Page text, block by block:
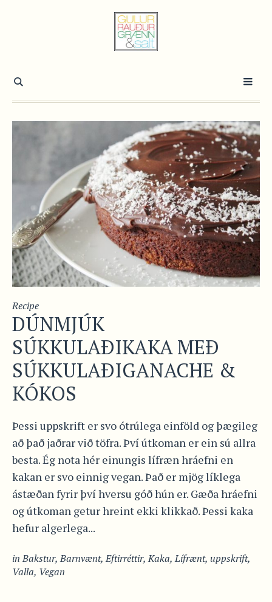
Recipe
DÚNMJÚK
SÚKKULAÐIKAKA MEÐ
SÚKKULAÐIGANACHE &
KÓKOS
Þessi uppskrift er svo ótrúlega einföld og þægileg
að það jaðrar við töfra. Því útkoman er ein sú allra
besta. Ég nota hér einungis lífræn hráefni en
kakan er svo einnig vegan. Það er mjög líklega
ástæðan fyrir því hversu góð hún er. Gæða hráefni
og útkoman getur hreint ekki klikkað. Þessi kaka
hefur algerlega...
inBakstur,Barnvænt,Eftirréttir,Kaka,Lífrænt, uppskrift,
Valla, Vegan